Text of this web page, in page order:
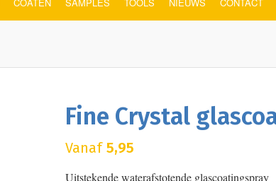
Fine Crystal
Vanaf 5,95
Uitstekende waterafstotende glascoatingspray